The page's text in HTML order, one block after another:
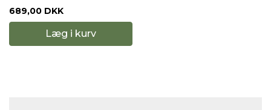
689,00 DKK
Læg i kurv